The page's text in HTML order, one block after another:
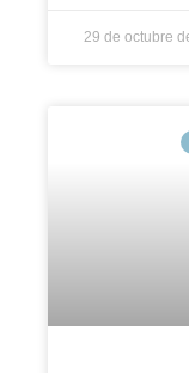
29 de octubre